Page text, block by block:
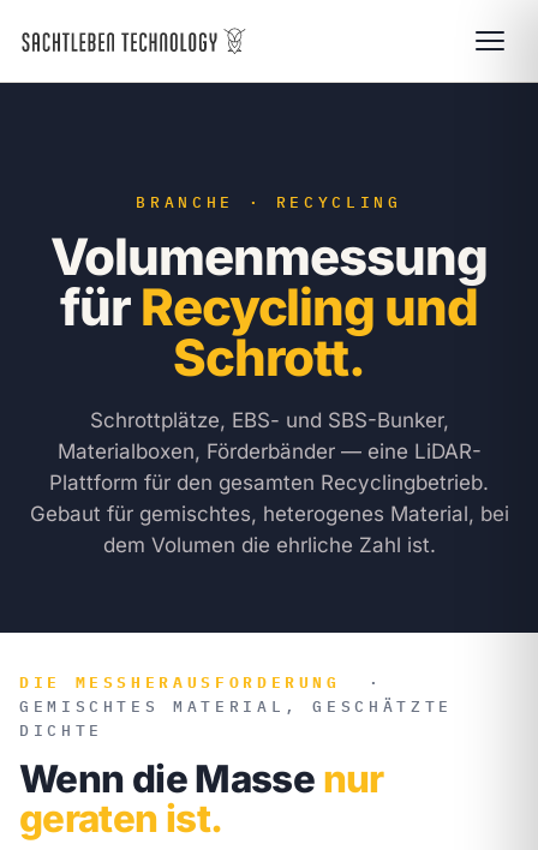
BRANCHE · RECYCLING
Volumenmessung
fürRecycling und
Schrott.
Schrottplätze, EBS- und SBS-Bunker,
Materialboxen, Förderbänder — eine LiDAR-
Plattform für den gesamten Recyclingbetrieb.
Gebaut für gemischtes, heterogenes Material, bei
dem Volumen die ehrliche Zahl ist.
DIE MESSHERAUSFORDERUNG
·
GEMISCHTES MATERIAL, GESCHÄTZTE
DICHTE
Wenn die Masse nur
geraten ist.